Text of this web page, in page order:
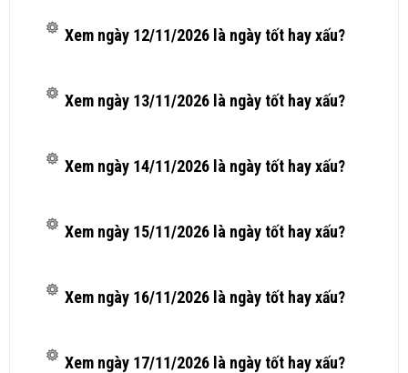
Xem ngày 12/11/2026 là ngày tốt hay xấu?
Xem ngày 13/11/2026 là ngày tốt hay xấu?
Xem ngày 14/11/2026 là ngày tốt hay xấu?
Xem ngày 15/11/2026 là ngày tốt hay xấu?
Xem ngày 16/11/2026 là ngày tốt hay xấu?
Xem ngày 17/11/2026 là ngày tốt hay xấu?